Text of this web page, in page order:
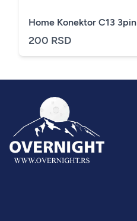
Home Konektor C13 3pin
200 RSD